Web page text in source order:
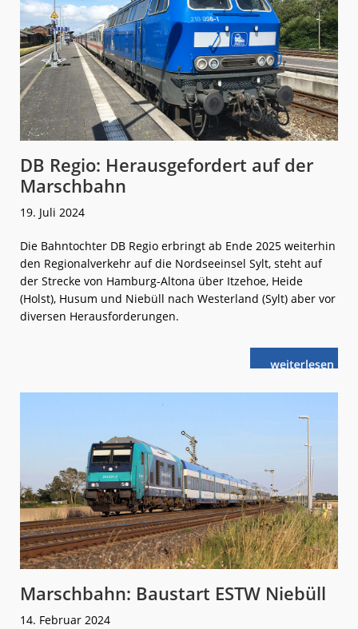
DB Regio: Herausgefordert auf der
Marschbahn
19. Juli 2024
Die Bahntochter DB Regio erbringt ab Ende 2025 weiterhin
den Regionalverkehr auf die Nordseeinsel Sylt, steht auf
der Strecke von Hamburg-Altona über Itzehoe, Heide
(Holst), Husum und Niebüll nach Westerland (Sylt) aber vor
diversen Herausforderungen.
weiterlese
nDB
der
Marschbahn: Baustart ESTW Niebüll
14. Februar 2024